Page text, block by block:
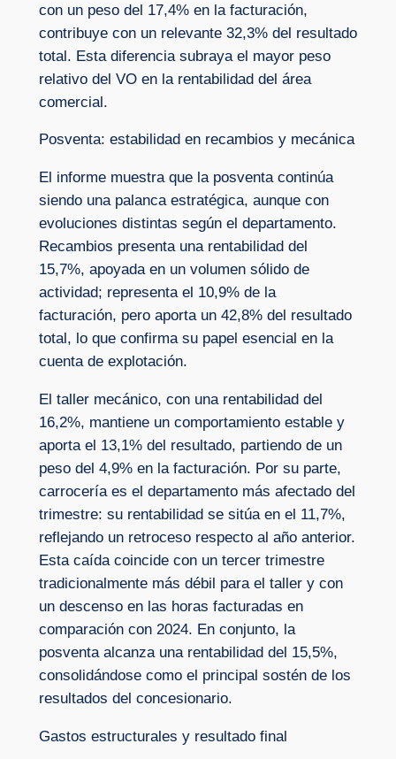
con un peso del 17,4% en la facturación,
contribuye con un relevante 32,3% del resultado
total. Esta diferencia subraya el mayor peso
relativo del VO en la rentabilidad del área
comercial.
Posventa: estabilidad en recambios y mecánica
El informe muestra que la posventa continúa
siendo una palanca estratégica, aunque con
evoluciones distintas según el departamento.
Recambios presenta una rentabilidad del
15,7%, apoyada en un volumen sólido de
actividad; representa el 10,9% de la
facturación, pero aporta un 42,8% del resultado
total, lo que confirma su papel esencial en la
cuenta de explotación.
El taller mecánico, con una rentabilidad del
16,2%, mantiene un comportamiento estable y
aporta el 13,1% del resultado, partiendo de un
peso del 4,9% en la facturación. Por su parte,
carrocería es el departamento más afectado del
trimestre: su rentabilidad se sitúa en el 11,7%,
reflejando un retroceso respecto al año anterior.
Esta caída coincide con un tercer trimestre
tradicionalmente más débil para el taller y con
un descenso en las horas facturadas en
comparación con 2024. En conjunto, la
posventa alcanza una rentabilidad del 15,5%,
consolidándose como el principal sostén de los
resultados del concesionario.
Gastos estructurales y resultado final